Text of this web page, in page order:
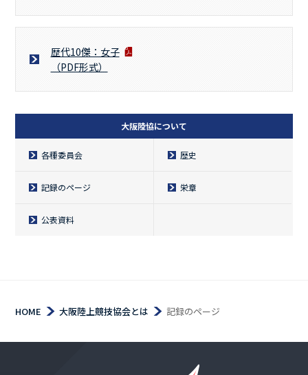
歴代10傑：女子
（PDF形式）
大阪陸協について
各種委員会 歴史
記録のページ 栄章
公表資料
HOME 大阪陸上競技協会とは 記録のページ